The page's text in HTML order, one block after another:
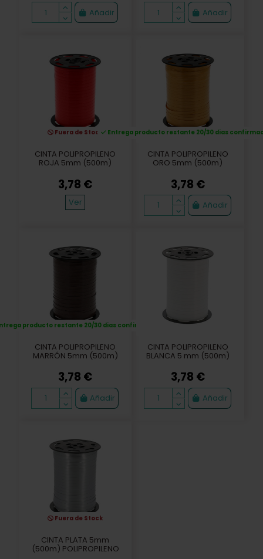
Añadir Añadir
Fuera de Stock
CINTA POLIPROPILENO
ROJA 5mm (500m)
3,78 €
Ver
Entrega producto restante 20/30 dias
CINTA POLIPROPILENO
ORO 5mm (500m)
3,78 €
Añadir
producto restante 20/30 dias confirmación
CINTA POLIPROPILENO
MARRÓN 5mm (500m)
3,78 €
Añadir
CINTA POLIPROPILENO
BLANCA 5 mm (500m)
3,78 €
Añadir
Fuera de Stock
CINTA PLATA 5mm
(500m) POLIPROPILENO